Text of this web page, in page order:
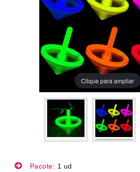
Clique para ampliar
Pacote: 1 ud